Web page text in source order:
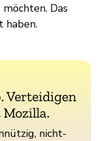
Das
haben.
Verteidigen
Mozilla.
nicht-